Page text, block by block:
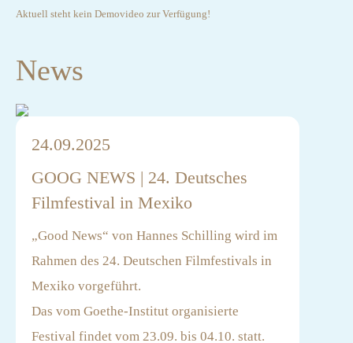
Aktuell steht kein Demovideo zur Verfügung!
News
24.09.2025
GOOG NEWS | 24. Deutsches
Filmfestival in Mexiko
„Good News“ von Hannes Schilling wird im
Rahmen des 24. Deutschen Filmfestivals in
Mexiko vorgeführt.
Das vom Goethe-Institut organisierte
Festival findet vom 23.09. bis 04.10. statt.